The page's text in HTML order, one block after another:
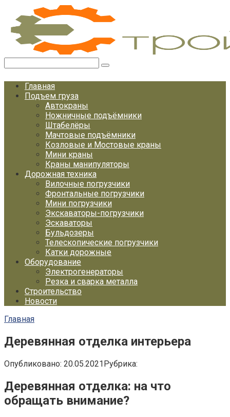
Перейти
контенту
Главная
Подъем груза
Автокраны
Ножничные подъёмники
Штабелёры
Мачтовые подъёмники
Козловые и Мостовые краны
Мини краны
Краны манипуляторы
Дорожная техника
Вилочные погрузчики
Фронтальные погрузчики
Мини погрузчики
Экскаваторы-погрузчики
Эскаваторы
Бульдозеры
Телескопические погрузчики
Катки дорожные
Оборудование
Электрогенераторы
Резка и сварка металла
Строительство
Новости
Главная
Деревянная отделка интерьера
Опубликовано: 20.05.2021Рубрика:
Деревянная отделка: на что
обращать внимание?